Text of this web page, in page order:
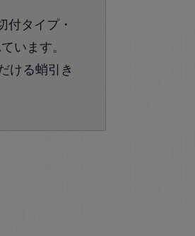
タイプ・
います。
ける蛸引き